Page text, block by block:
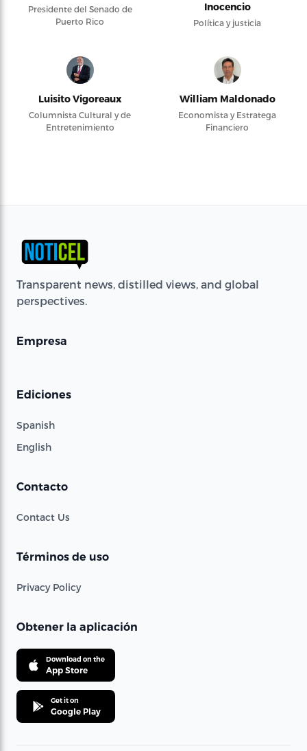
Presidente del Senado de
Puerto Rico
Inocencio
Política y justicia
Luisito Vigoreaux
Columnista Cultural y de
Entretenimiento
William Maldonado
Economista y Estratega
Financiero
Transparent news, distilled views, and global
perspectives.
Empresa
Ediciones
Spanish
English
Contacto
Contact Us
Términos de uso
Privacy Policy
Obtener la aplicación
Download on the
App Store
Get it on
Google Play